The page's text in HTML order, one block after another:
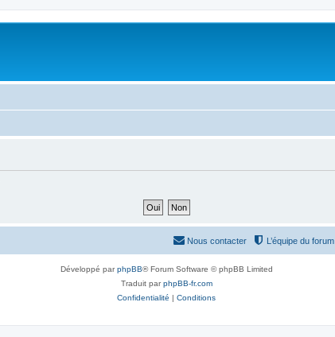
L’équipe du forum
Nous contacter
Développé parphpBB® Forum Software © phpBB Limited
Traduit parphpBB-fr.com
Confidentialité | Conditions